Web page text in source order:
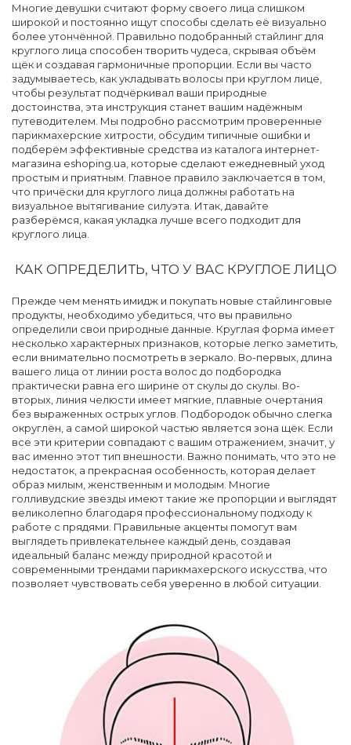
Многие девушки считают форму своего лица слишком
широкой и постоянно ищут способы сделать её визуально
более утончённой. Правильно подобранный стайлинг для
круглого лица способен творить чудеса, скрывая объём
щёк и создавая гармоничные пропорции. Если вы часто
задумываетесь, как укладывать волосы при круглом лице,
чтобы результат подчёркивал ваши природные
достоинства, эта инструкция станет вашим надёжным
путеводителем. Мы подробно рассмотрим проверенные
парикмахерские хитрости, обсудим типичные ошибки и
подберём эффективные средства из каталога интернет-
магазина eshoping.ua, которые сделают ежедневный уход
простым и приятным. Главное правило заключается в том,
что причёски для круглого лица должны работать на
визуальное вытягивание силуэта. Итак, давайте
разберёмся, какая укладка лучше всего подходит для
круглого лица.
КАК ОПРЕДЕЛИТЬ, ЧТО У ВАС КРУГЛОЕ ЛИЦО
Прежде чем менять имидж и покупать новые стайлинговые
продукты, необходимо убедиться, что вы правильно
определили свои природные данные. Круглая форма имеет
несколько характерных признаков, которые легко заметить,
если внимательно посмотреть в зеркало. Во-первых, длина
вашего лица от линии роста волос до подбородка
практически равна его ширине от скулы до скулы. Во-
вторых, линия челюсти имеет мягкие, плавные очертания
без выраженных острых углов. Подбородок обычно слегка
округлён, а самой широкой частью является зона щёк. Если
все эти критерии совпадают с вашим отражением, значит, у
вас именно этот тип внешности. Важно понимать, что это не
недостаток, а прекрасная особенность, которая делает
образ милым, женственным и молодым. Многие
голливудские звезды имеют такие же пропорции и выглядят
великолепно благодаря профессиональному подходу к
работе с прядями. Правильные акценты помогут вам
выглядеть привлекательнее каждый день, создавая
идеальный баланс между природной красотой и
современными трендами парикмахерского искусства, что
позволяет чувствовать себя уверенно в любой ситуации.